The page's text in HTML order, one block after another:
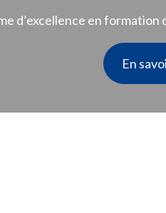
d’excellence en
En